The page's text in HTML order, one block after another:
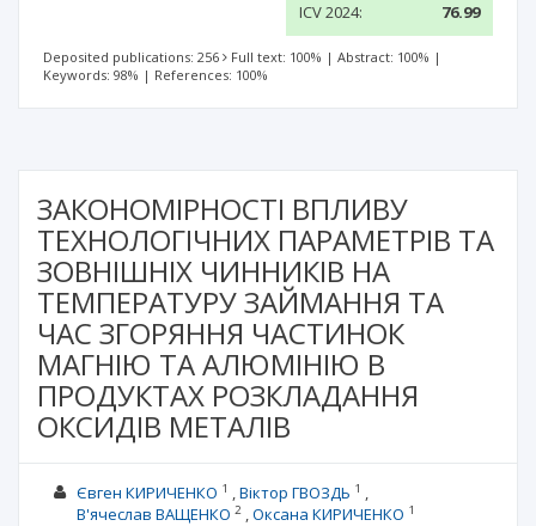
ICV 2024: 76.99
Deposited publications: 256 Full text: 100% | Abstract: 100% |
Keywords: 98% | References: 100%
ЗАКОНОМІРНОСТІ ВПЛИВУ
ТЕХНОЛОГІЧНИХ ПАРАМЕТРІВ ТА
ЗОВНІШНІХ ЧИННИКІВ НА
ТЕМПЕРАТУРУ ЗАЙМАННЯ ТА
ЧАС ЗГОРЯННЯ ЧАСТИНОК
МАГНІЮ ТА АЛЮМІНІЮ В
ПРОДУКТАХ РОЗКЛАДАННЯ
ОКСИДІВ МЕТАЛІВ
Євген КИРИЧЕНКО 1 Віктор ГВОЗДЬ 1
В'ячеслав ВАЩЕНКО 2 Оксана КИРИЧЕНКО 1